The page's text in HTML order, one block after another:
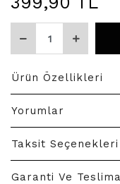
Ürün Özellikleri
Yorumlar
Taksit Seçenekleri
Garanti Ve